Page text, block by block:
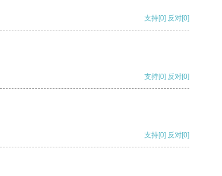
支持[0] 反对[0]
支持[0] 反对[0]
支持[0] 反对[0]